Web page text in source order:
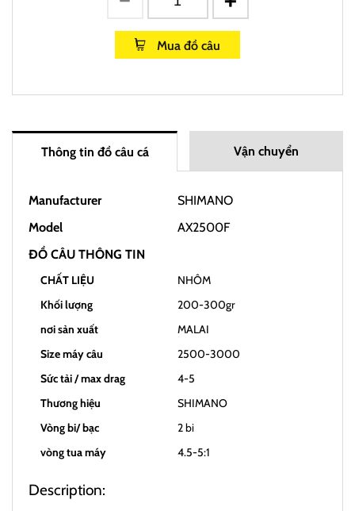
Mua đồ câu
Thông tin đồ câu cá Vận chuyển
Manufacturer
SHIMANO
Model
AX2500F
ĐỒ CÂU THÔNG TIN
CHẤT LIỆU
NHÔM
Khối lượng
200-300gr
nơi sản xuất
MALAI
Size máy câu
2500-3000
Sức tải / max drag
4-5
Thương hiệu
SHIMANO
Vòng bi/ bạc
2 bi
vòng tua máy
4.5-5:1
Description: